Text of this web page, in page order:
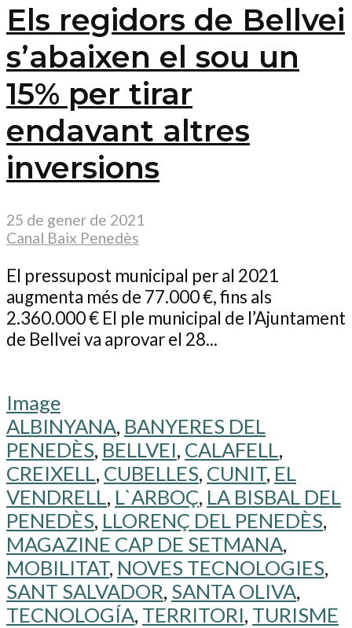
Els regidors de Bellvei
s’abaixen el sou un
15% per tirar
endavant altres
inversions
25 de gener de 2021
Canal Baix Penedès
El pressupost municipal per al 2021
augmenta més de 77.000 €, fins als
2.360.000 € El ple municipal de l’Ajuntament
de Bellvei va aprovar el 28...
Image
ALBINYANA, BANYERES DEL
PENEDÈS, BELLVEI, CALAFELL,
CREIXELL, CUBELLES, CUNIT, EL
VENDRELL, L`ARBOÇ, LA BISBAL DEL
PENEDÈS, LLORENÇ DEL PENEDÈS,
MAGAZINE CAP DE SETMANA,
MOBILITAT, NOVES TECNOLOGIES,
SANT SALVADOR, SANTA OLIVA,
TECNOLOGÍA, TERRITORI, TURISME